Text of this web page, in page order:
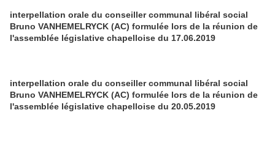
interpellation orale du conseiller communal libéral social
Bruno VANHEMELRYCK (AC) formulée lors de la réunion de
l'assemblée législative chapelloise du 17.06.2019
interpellation orale du conseiller communal libéral social
Bruno VANHEMELRYCK (AC) formulée lors de la réunion de
l'assemblée législative chapelloise du 20.05.2019